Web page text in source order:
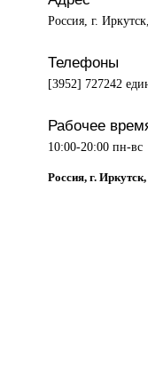
Россия, г.
Телефоны
[3952] 727242
Рабочее
10:00-20:00 пн-вс
Россия, г.